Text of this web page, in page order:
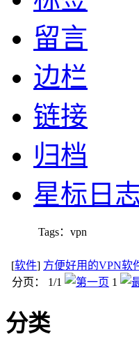
留言
边栏
链接
归档
星标日
Tags：vpn
[软件] 方便好用的VPN软
分页： 1/1
1
分类